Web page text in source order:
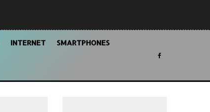
INTERNET SMARTPHONES